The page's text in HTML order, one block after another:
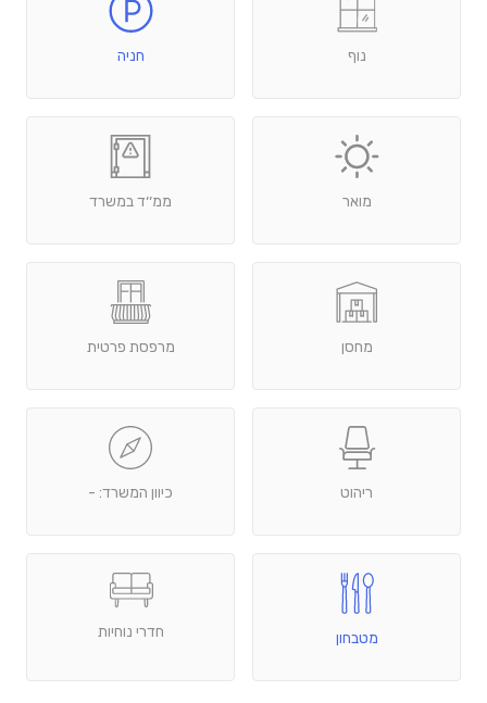
נוף חניה
מואר ממ׳׳ד במשרד
מחסן מרפסת פרטית
ריהוט כיוון המשרד: -
מטבחון חדרי נוחיות